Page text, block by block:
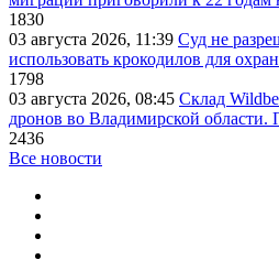
1830
03 августа 2026, 11:39 Суд не
использовать крокодилов для
1798
03 августа 2026, 08:45 Склад
дронов во Владимирской области.
2436
Все новости